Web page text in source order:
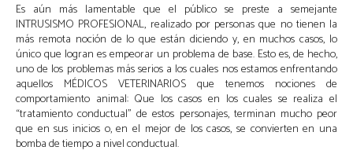
Es aún más lamentable que el público se preste a semejante
INTRUSISMO PROFESIONAL, realizado por personas que no tienen la
más remota noción de lo que están diciendo y, en muchos casos, lo
único que logran es empeorar un problema de base. Esto es, de hecho,
uno de los problemas más serios a los cuales nos estamos enfrentando
aquellos MÉDICOS VETERINARIOS que tenemos nociones de
comportamiento animal: Que los casos en los cuales se realiza el
“tratamiento conductual” de estos personajes, terminan mucho peor
que en sus inicios o, en el mejor de los casos, se convierten en una
bomba de tiempo a nivel conductual.